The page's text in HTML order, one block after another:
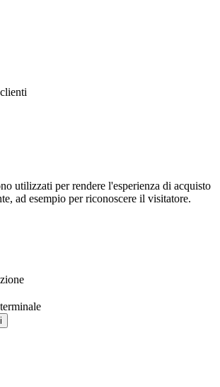
utilizzati per rendere l'esperienza di acquisto
ad esempio per riconoscere il visitatore.